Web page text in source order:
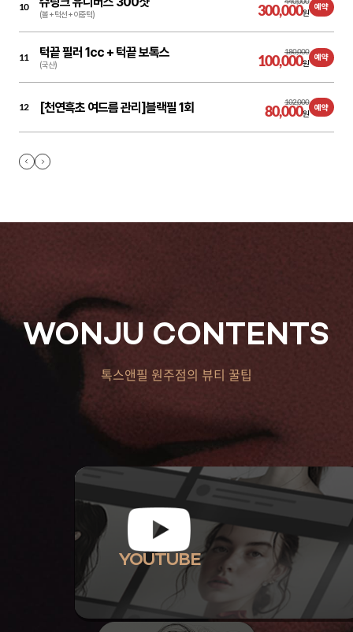
10
(볼 + 턱선 + 이중턱) 300,000원
예약
11 턱끝 필러 1cc + 턱끝 보톡스
(국산)
180,000
100,000원
예약
12 [천연흑초 여드름 관리]블랙필 1회 102,000
80,000원
예약
WONJU CONTENTS
톡스앤필 원주점의 뷰티 꿀팁
YOUTUBE